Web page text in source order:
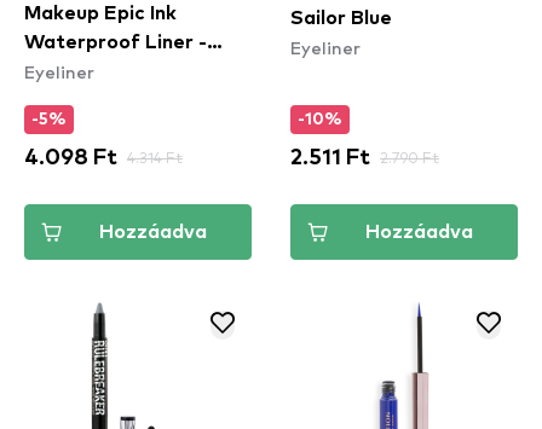
Makeup Epic Ink
Waterproof Liner -
Marshmallow
Eyeliner
-5%
4.098 Ft 4.314 Ft
Hozzáadva
Sailor Blue
Eyeliner
-10%
2.511 Ft 2.790 Ft
Hozzáadva